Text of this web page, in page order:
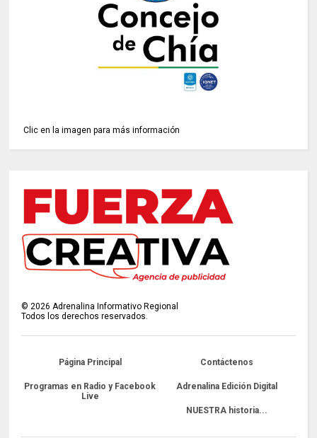
Clic en la imagen para más información
©2026 Adrenalina Informativo Regional
Todos los derechos reservados.
Página Principal Contáctenos
Programas en Radio y Facebook
Live
Adrenalina Edición Digital
NUESTRA historia...